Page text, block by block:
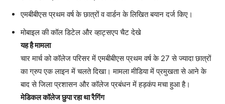
एमबीबीएस प्रथम वर्ष के छात्रों व वार्डन के लिखित बयान दर्ज किए।
मोबाइल की कॉल डिटेल और व्हाट्सएप चैट देखे
यह है मामला
चार मार्च को कॉलेज परिसर में एमबीबीएस प्रथम वर्ष के 27 से ज्यादा छात्रों
का ग्रुप एक लाइन में चलते दिखा। मामला मीडिया में प्रमुखता से आने के
बाद से जिला प्रशासन और कॉलेज प्रबंधन में हड़कंप मचा हुआ है।
मेडिकल कॉलेज छुपा रहा था रैगिंग